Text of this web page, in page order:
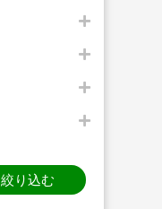
絞り込む